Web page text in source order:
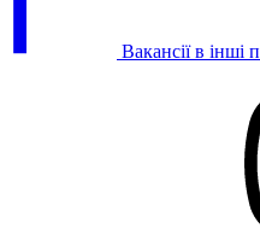
Вакансії в інші